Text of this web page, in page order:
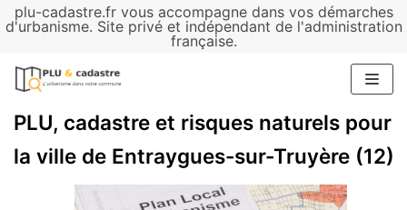
plu-cadastre.fr vous accompagne dans vos démarches
d'urbanisme. Site privé et indépendant de l'administration
française.
Aller
contenu
PLU, cadastre et risques naturels pour
la ville de Entraygues-sur-Truyère (12)